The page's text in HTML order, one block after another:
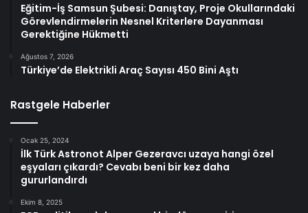
Eğitim-İş Samsun Şubesi: Danıştay, Proje Okullarındaki
Görevlendirmelerin Nesnel Kriterlere Dayanması
Gerektiğine Hükmetti
Ağustos 7, 2026
Türkiye’de Elektrikli Araç Sayısı 450 Bini Aştı
Rastgele Haberler
Ocak 25, 2024
İlk Türk Astronot Alper Gezeravcı uzaya hangi özel
eşyaları çıkardı? Cevabı beni bir kez daha
gururlandırdı
Ekim 8, 2025